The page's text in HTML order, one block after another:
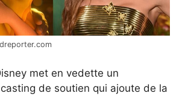
met en vedette un
de soutien qui ajoute de la